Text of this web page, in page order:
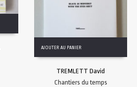
AJOUTER AU PANIER
TREMLETT David
Chantiers du temps